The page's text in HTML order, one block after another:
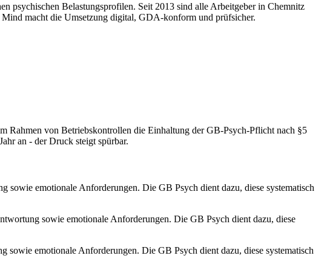
psychischen Belastungsprofilen. Seit 2013 sind alle Arbeitgeber in Chemnitz
macht die Umsetzung digital, GDA-konform und prüfsicher.
Rahmen von Betriebskontrollen die Einhaltung der GB-Psych-Pflicht nach §5
an - der Druck steigt spürbar.
emotionale Anforderungen. Die GB Psych dient dazu, diese systematisch
sowie emotionale Anforderungen. Die GB Psych dient dazu, diese
emotionale Anforderungen. Die GB Psych dient dazu, diese systematisch